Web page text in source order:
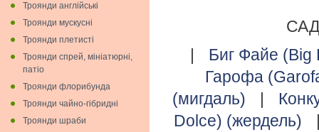
|
Биг Файе (Big
Гарофа
(мигдаль)
|
Dolce) (жердель)
Троянди англійські
Троянди мускуснi
Троянди плетисті
Троянди спрей, мініатюрні,
патіо
Троянди флорибунда
Троянди чайно-гібридні
Троянди шраби